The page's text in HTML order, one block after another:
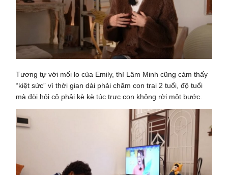
Tương tự với mối lo của Emily, thì Lâm Minh cũng cảm thấy
“kiệt sức” vì thời gian dài phải chăm con trai 2 tuổi, độ tuổi
mà đòi hỏi cô phải kè kè túc trực con không rời một bước.